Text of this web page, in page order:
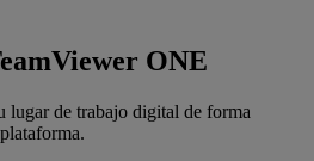
ONE
lugar de trabajo digital de forma